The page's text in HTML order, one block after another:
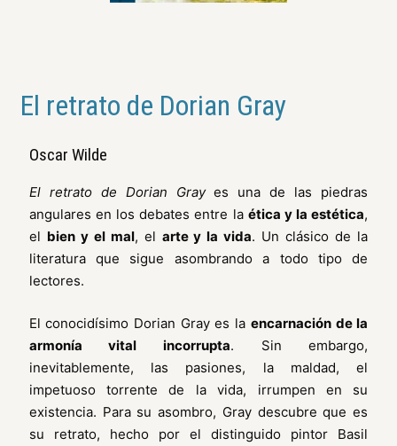
El retrato de Dorian Gray
Oscar Wilde
El retrato de Dorian Grayes una de las piedras
angulares en los debates entre la ética y la estética,
el bien y el mal, el arte y la vida. Un clásico de la
literatura que sigue asombrando a todo tipo de
lectores.
El conocidísimo Dorian Gray es la encarnación de la
armonía vital incorrupta. Sin embargo,
inevitablemente, las pasiones, la maldad, el
impetuoso torrente de la vida, irrumpen en su
existencia. Para su asombro, Gray descubre que es
su retrato, hecho por el distinguido pintor Basil